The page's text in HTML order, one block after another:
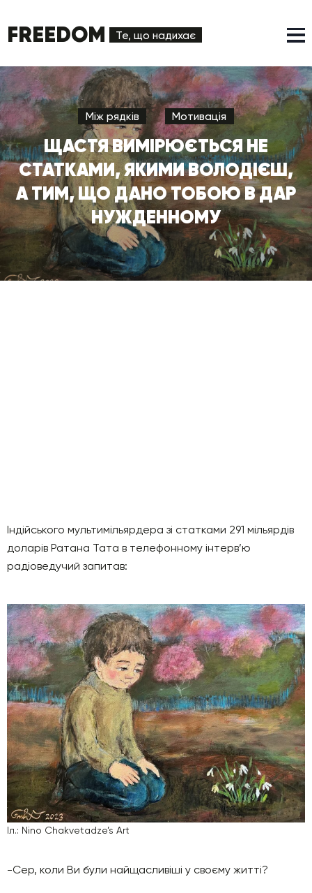
FREEDOM Те, що надихає
Між рядків Мотивація
ЩАСТЯ ВИМІРЮЄТЬСЯ НЕ
СТАТКАМИ, ЯКИМИ ВОЛОДІЄШ,
А ТИМ, ЩО ДАНО ТОБОЮ В ДАР
НУЖДЕННОМУ
Індійського мультимільярдера зі статками 291 мільярдів
доларів Ратана Тата в телефонному інтерв’ю
радіоведучий запитав:
Іл.: Nino Chakvetadze’s Art
-Сер, коли Ви були найщасливіші у своєму житті?